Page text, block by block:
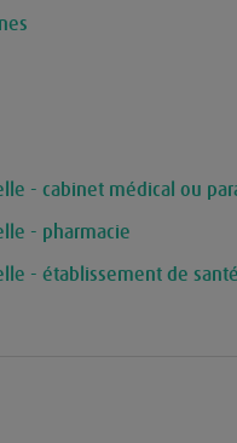
- cabinet médical ou
- pharmacie
- établissement de